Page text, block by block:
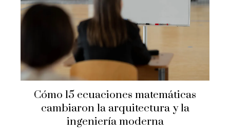
Cómo 15 ecuaciones matemáticas
cambiaron la arquitectura y la
ingeniería moderna